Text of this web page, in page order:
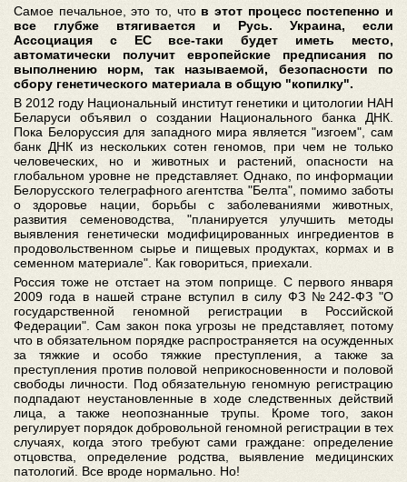
Самое печальное, это то, что в этот процесс постепенно и
все глубже втягивается и Русь. Украина, если
Ассоциация с ЕС все-таки будет иметь место,
автоматически получит европейские предписания по
выполнению норм, так называемой, безопасности по
сбору генетического материала в общую "копилку".
В 2012 году Национальный институт генетики и цитологии НАН
Беларуси объявил о создании Национального банка ДНК.
Пока Белоруссия для западного мира является "изгоем", сам
банк ДНК из нескольких сотен геномов, при чем не только
человеческих, но и животных и растений, опасности на
глобальном уровне не представляет. Однако, по информации
Белорусского телеграфного агентства "Белта", помимо заботы
о здоровье нации, борьбы с заболеваниями животных,
развития семеноводства, "планируется улучшить методы
выявления генетически модифицированных ингредиентов в
продовольственном сырье и пищевых продуктах, кормах и в
семенном материале". Как говориться, приехали.
Россия тоже не отстает на этом поприще. С первого января
2009 года в нашей стране вступил в силу ФЗ №242-ФЗ "О
государственной геномной регистрации в Российской
Федерации". Сам закон пока угрозы не представляет, потому
что в обязательном порядке распространяется на осужденных
за тяжкие и особо тяжкие преступления, а также за
преступления против половой неприкосновенности и половой
свободы личности. Под обязательную геномную регистрацию
подпадают неустановленные в ходе следственных действий
лица, а также неопознанные трупы. Кроме того, закон
регулирует порядок добровольной геномной регистрации в тех
случаях, когда этого требуют сами граждане: определение
отцовства, определение родства, выявление медицинских
патологий. Все вроде нормально. Но!